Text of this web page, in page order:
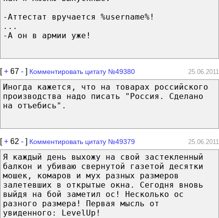
-Аттестат вручается %username%!
...
-А он в армии уже!
[+ 67 - ] Комментировать цитату №49380 25.06.2011
Иногда кажется, что на товарах российского
производства надо писать "Россия. Сделано
на отъебись".
[+ 62 - ] Комментировать цитату №49379 25.06.2011
Я каждый день выхожу на свой застекленный
балкон и убиваю свернутой газетой десятки
мошек, комаров и мух разных размеров
залетевших в открытые окна. Сегодня вновь
выйдя на бой заметил ос! Несколько ос
разного размера! Первая мысль от
увиденного: LevelUp!